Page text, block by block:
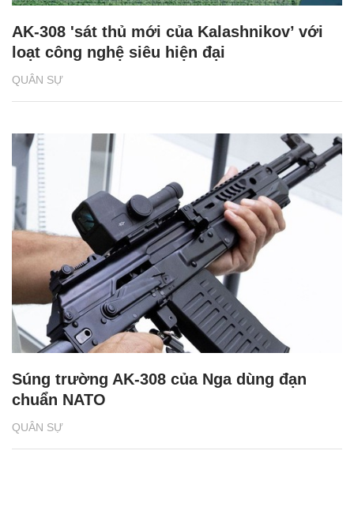
QUÂN SỰ
AK-308 'sát thủ mới của Kalashnikov’ với
loạt công nghệ siêu hiện đại
QUÂN SỰ
Súng trường AK-308 của Nga dùng đạn
chuẩn NATO